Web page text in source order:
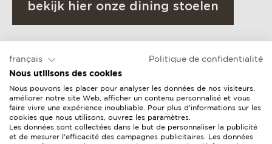
bekijk hier onze dining stoelen
français
Politique de confidentialité
Nous utilisons des cookies
Nous pouvons les placer pour analyser les données de nos visiteurs,
améliorer notre site Web, afficher un contenu personnalisé et vous
faire vivre une expérience inoubliable. Pour plus d'informations sur les
cookies que nous utilisons, ouvrez les paramètres.
Les données sont collectées dans le but de personnaliser la publicité
et de mesurer l'efficacité des campagnes publicitaires. Les données